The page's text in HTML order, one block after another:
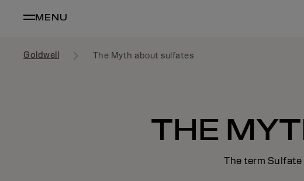
MENU
Goldwell The Myth about sulfates
THE
The term